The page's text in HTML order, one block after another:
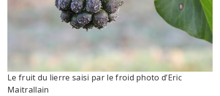
Le fruit du lierre saisi par le froid photo d’Eric
Maitrallain